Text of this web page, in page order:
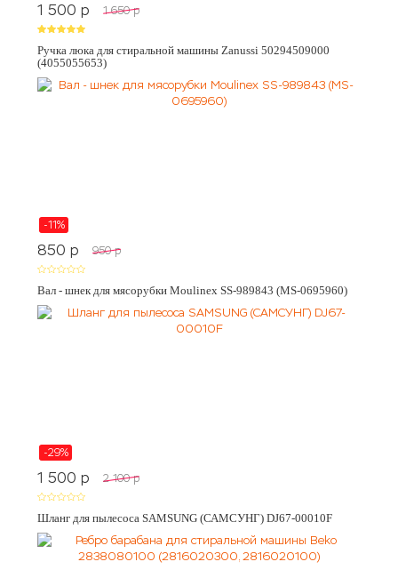
1 500 p 1 650 p
Ручка люка для стиральной машины Zanussi 50294509000
(4055055653)
-11%
850 p 950 p
Вал - шнек для мясорубки Moulinex SS-989843 (MS-0695960)
-29%
1 500 p 2 100 p
Шланг для пылесоса SAMSUNG (САМСУНГ) DJ67-00010F